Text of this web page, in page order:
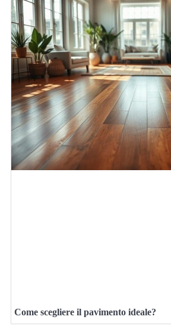
Come scegliere il pavimento ideale?